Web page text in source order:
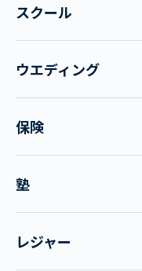
スクール
ウエディング
保険
塾
レジャー